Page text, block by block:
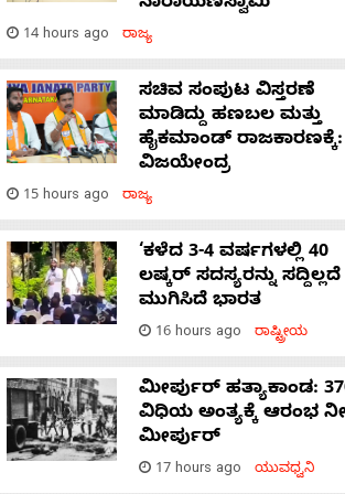
14 hours ago ರಾಜ್ಯ
ಸಚಿವ ಸಂಪುಟ ವಿಸ್ತರಣೆ
ಮಾಡಿದ್ದು ಹಣಬಲ ಮತ್ತು
ಹೈಕಮಾಂಡ್ ರಾಜಕಾರಣಕ್ಕೆ:
ವಿಜಯೇಂದ್ರ
15 hours ago ರಾಜ್ಯ
‘ಕಳೆದ 3-4 ವರ್ಷಗಳಲ್ಲಿ 40
ಲಷ್ಕರ್ ಸದಸ್ಯರನ್ನು ಸದ್ದಿಲ್ಲದೆ
ಮುಗಿಸಿದೆ ಭಾರತ
16 hours ago ರಾಷ್ಟ್ರೀಯ
ಮೀರ್ಪುರ್ ಹತ್ಯಾಕಾಂಡ:
ವಿಧಿಯ ಅಂತ್ಯಕ್ಕೆ ಆರಂಭ
ಮೀರ್ಪುರ್
17 hours ago ಯುವಧ್ವನಿ